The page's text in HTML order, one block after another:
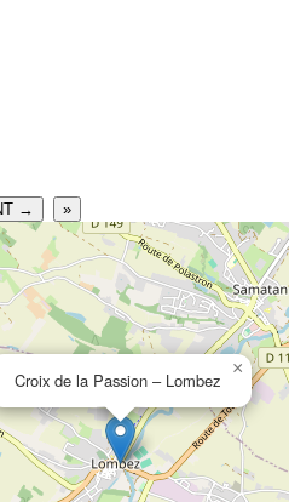
→ »
Croix de la Passion – Lombez
×